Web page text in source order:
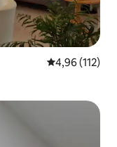
Gemiddelde
4,96 (112)